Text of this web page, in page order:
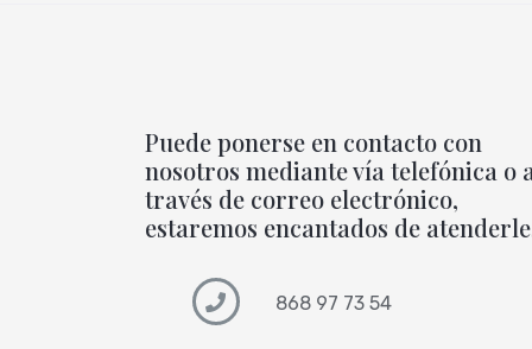
Puede ponerse en contacto con
nosotros mediante vía telefónica o
través de correo electrónico,
estaremos encantados de
868 97 73 54